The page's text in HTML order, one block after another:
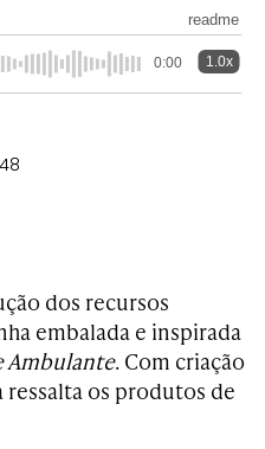
readme
0:00 1.0x
dos recursos
embalada e inspirada
Ambulante. Com criação
ressalta os produtos de